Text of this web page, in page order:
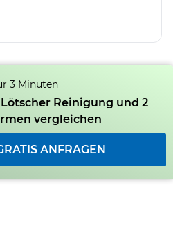
3 Minuten
Reinigung und 2
vergleichen
ANFRAGEN